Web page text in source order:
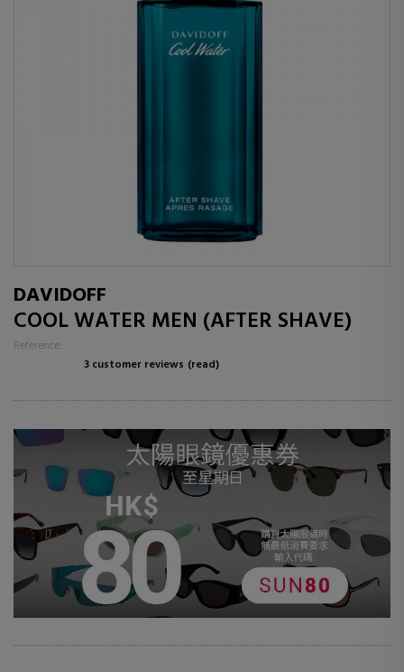
DAVIDOFF
COOL WATER MEN (AFTER SHAVE)
Reference:
3 customer reviews (read)